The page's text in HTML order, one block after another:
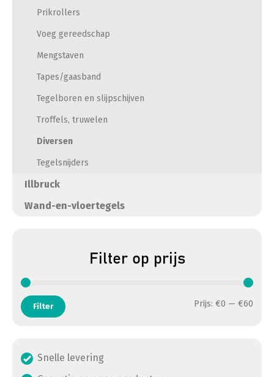
Prikrollers
Voeg gereedschap
Mengstaven
Tapes/gaasband
Tegelboren en slijpschijven
Troffels, truwelen
Diversen
Tegelsnijders
Illbruck
Wand-en-vloertegels
Filter op prijs
Filter Prijs: €0 — €60
Snelle levering